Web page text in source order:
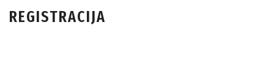
REGISTRACIJA